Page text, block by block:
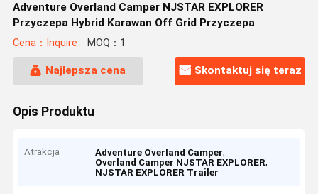
Adventure Overland Camper NJSTAR EXPLORER
Przyczepa Hybrid Karawan Off Grid Przyczepa
Cena：Inquire MOQ：1
Najlepsza cena Skontaktuj się teraz
Opis Produktu
Atrakcja Adventure Overland Camper,
Overland Camper NJSTAR EXPLORER,
NJSTAR EXPLORER Trailer